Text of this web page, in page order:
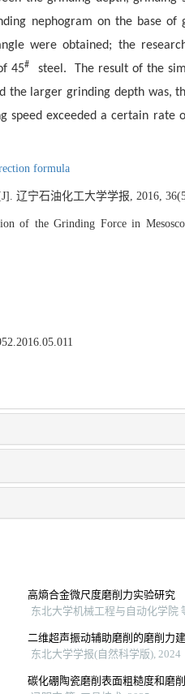
nephogram on the base of
were obtained; the
45# steel.
The result of the
the larger grinding depth was,
speed exceeded a certain
formula
辽宁石油化工大学学报, 2016,
of the Grinding Force in
高熵合金微尺度磨削力实验研究
东北大学机械工程与自动化学院
二维超声振动辅助磨削的磨削力
东北大学学报(自然科学版), 2024
碳化硼陶瓷磨削表面粗糙度和磨